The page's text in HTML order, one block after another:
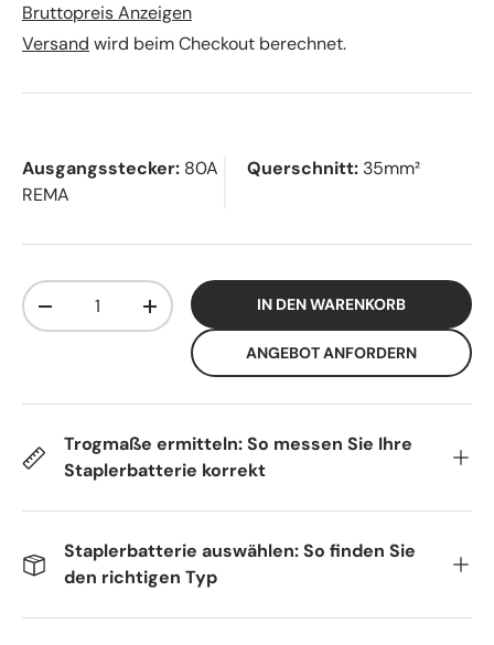
Bruttopreis Anzeigen
Versand wird beim Checkout berechnet.
Ausgangsstecker: 80A
REMA
Querschnitt: 35mm²
Anzahl
-
+ IN DEN WARENKORB
ANGEBOT ANFORDERN
Trogmaße ermitteln: So messen Sie Ihre
Staplerbatterie korrekt
Staplerbatterie auswählen: So finden Sie
den richtigen Typ